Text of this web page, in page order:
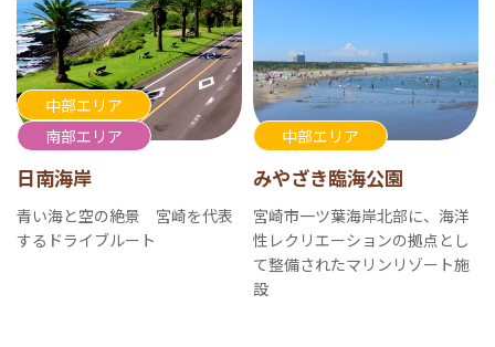
中部エリア
南部エリア
日南海岸
青い海と空の絶景 宮崎を代表
するドライブルート
中部エリア
みやざき臨海公園
宮崎市一ツ葉海岸北部に、海洋
性レクリエーションの拠点とし
て整備されたマリンリゾート施
設